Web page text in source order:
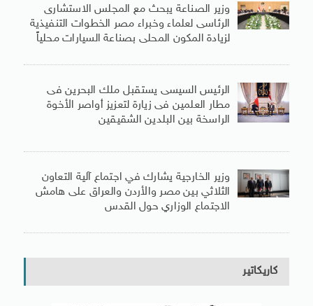
وزير الصناعة يبحث مع المجلس الاستشارى
الرئاسى لعلماء وخبراء مصر الخطوات التنفيذية
لزيادة المكون المحلى بصناعة السيارات محلياً
الرئيس السيسى يستقبل ملك البحرين فى
مطار العلمين فى زيارة لتعزيز أواصر الأخوة
الراسخة بين البلدين الشقيقين
وزير الخارجية يشارك في اجتماع آلية التعاون
الثلاثي بين مصر والأردن والعراق على هامش
الاجتماع الوزاري حول القدس
كاريكاتير